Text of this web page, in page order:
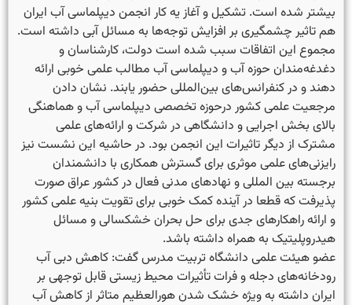
بیشتر شده است. تشکیل و آغاز یه کار انجمن دیپلماسی آب ایران
هم تاثیر چشمگیری بر افزایش توجه‌ها به مسائل آبی داشته است.
مجموع این اتفاقات سبب شده است دولت، کارشناسان و
دغدغه‌مندان حوزه آب و دیپلماسی آب مطالب علمی خوبی ارائه
دهند و در کنفرانس‌های بین‌المللی حضور یابند. نشان دادن
مرجعیت علمی کشور درحوزه تخصصی دیپلماسی آب و هماهنگی
بالای بخش اجرایی و دانشگاهی در شرکت و ارائه‌های علمی
مشترک از دیگر تاثیرات این انجمن بود. در حاشیه این نشست نیز
رایزنی‌های علمی موثری برای گسترش همکاری با دانشمندان
برجسته بین المللی و نهادهای مدنی فعال در کشور عراق صورت
پذیرفت که قطعا در آینده کمک خوبی برای تقویت بنیه علمی کشور
و ارائه راهکارهای جدی برای حل بحران خشکسالی و مسائل
هیدروپلیتیک به همراه داشته باشد.
عضو هیئت علمی دانشگاه تربیت مدرس گفت: کاهش دبی آب
رودخانه‌های دجله و فرات تأثیرات محیط زیستی قابل توجهی بر
ایران داشته به ویژه خشک شدن هورالعظیم متاثر از کاهش آب